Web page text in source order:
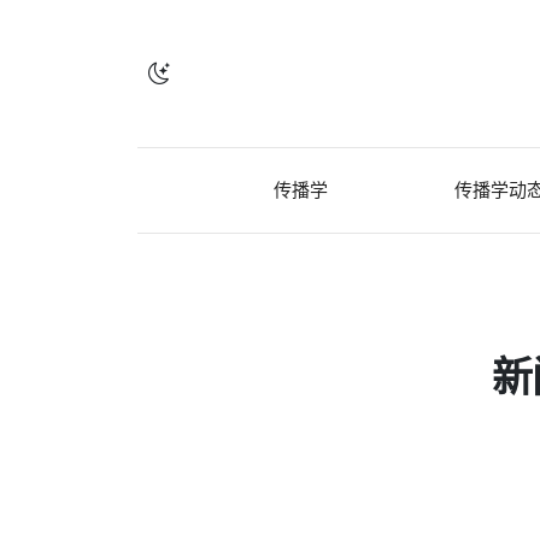
传播学 传播学动